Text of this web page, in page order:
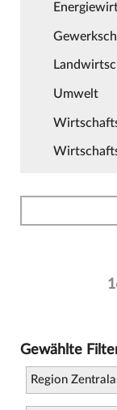
Umwelt
Gewählte
Region